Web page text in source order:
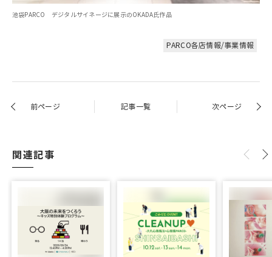
池袋PARCO デジタルサイネージに展示のOKADA氏作品
PARCO各店情報/事業情報
前ページ 記事一覧 次ページ
関連記事